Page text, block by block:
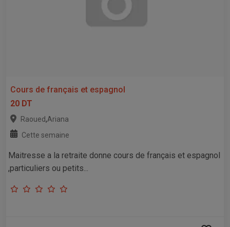
Cours de français et espagnol
20 DT
Raoued,Ariana
Cette semaine
Maitresse a la retraite donne cours de français et espagnol
,particuliers ou petits...